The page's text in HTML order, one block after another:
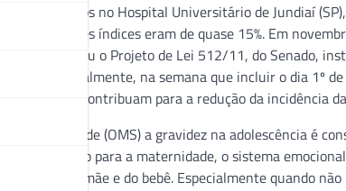
3.676 partos no Hospital Universitário de Jundiaí
2016 estes índices eram de quase 15%. Em
aprovou o Projeto de Lei 512/11, do Senado,
anualmente, na semana que incluir o dia 1º
que contribuam para a redução da incidência
de Saúde (OMS) a gravidez na adolescência é
formado para a maternidade, o sistema
a saúde da mãe e do bebê. Especialmente quando